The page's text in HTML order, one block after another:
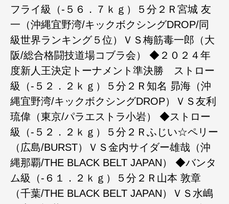
フライ級（-５６．７ｋｇ）５分２Ｒ宮城 友
一（沖縄宜野湾/キックボクシングDROP/同
級世界ランキング５位）ＶＳ梅筋毒一郎（大
阪/総合格闘技道場コブラ会） ◆２０２４年
度新人王決定トーナメント準決勝 ストロー
級（-５２．２ｋｇ）５分２Ｒ知名 昴海（沖
縄宜野湾/キックボクシングDROP）ＶＳ友利
琉偉（東京/パラエストラ小岩） ◆ストロー
級（-５２．２ｋｇ）５分２Ｒふじい☆ペリー
（広島/BURST）ＶＳ金内サイダー雄哉（沖
縄那覇/THE BLACK BELT JAPAN） ◆バンタ
ム級（-６１．２ｋｇ）５分２Ｒ山本 敦章
（千葉/THE BLACK BELT JAPAN）ＶＳ水嶋